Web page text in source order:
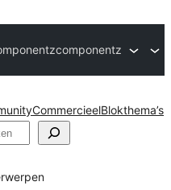
componentz
CommercieelBlokthema’s